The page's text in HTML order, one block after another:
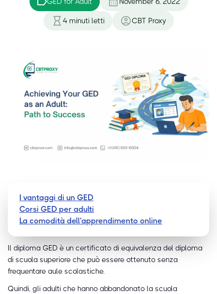
4 minuti letti CBT Proxy
I vantaggi di un GED
Corsi GED per adulti
La comodità dell'apprendimento online
Il diploma GED è un certificato di equivalenza del diploma
di scuola superiore che può essere ottenuto senza
frequentare aule scolastiche.
Quindi, gli adulti che hanno abbandonato la scuola